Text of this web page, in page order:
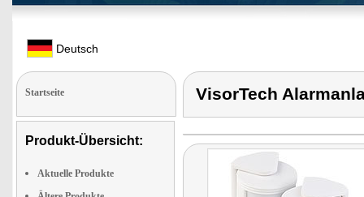
Deutsch
Startseite
Produkt-Übersicht:
Aktuelle Produkte
VisorTech